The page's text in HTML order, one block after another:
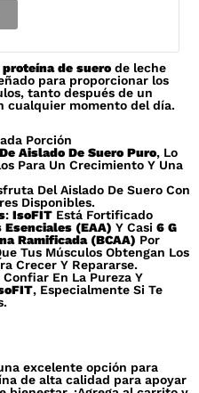
de suero de leche
para proporcionar los
tanto después de un
cualquier momento del día.
Porción
Aislado De Suero Puro, Lo
Para Un Crecimiento Y Una
Del Aislado De Suero Con
Disponibles.
: IsoFIT Está Fortificado
Esenciales (EAA) Y Casi 6 G
Ramificada (BCAA) Por
Tus Músculos Obtengan Los
Crecer Y Repararse.
Confiar En La Pureza Y
, Especialmente Si Te
excelente opción para
de alta calidad para apoyar